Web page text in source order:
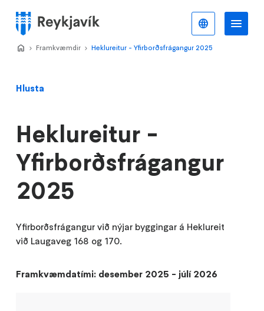
meginefni
Valmynd
Hlusta
Heklureitur -
Yfirborðsfrágangur
2025
Yfirborðsfrágangur við nýjar byggingar á Heklureit
við Laugaveg 168 og 170.
Framkvæmdatími: desember 2025 - júlí 2026
Home
>
Framkvæmdir >
Heklureitur - Yfirborðsfrágangur 2025
Íslenska